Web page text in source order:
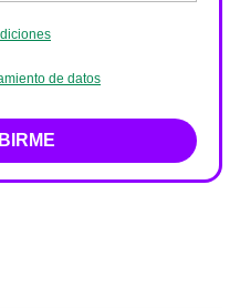
de datos